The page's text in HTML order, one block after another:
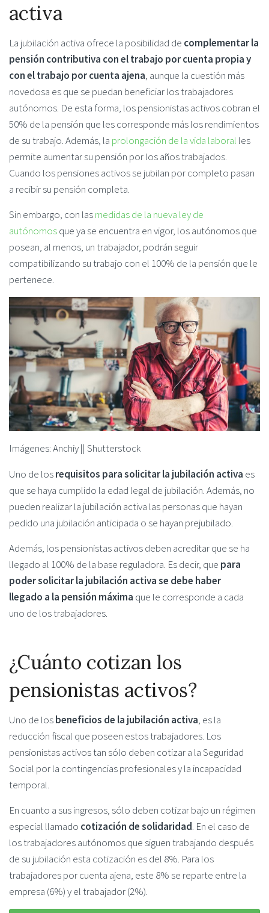
activa
La jubilación activa ofrece la posibilidad de complementar la
pensión contributiva con el trabajo por cuenta propia y
con el trabajo por cuenta ajena, aunque la cuestión más
novedosa es que se puedan beneficiar los trabajadores
autónomos. De esta forma, los pensionistas activos cobran el
50% de la pensión que les corresponde más los rendimientos
de su trabajo. Además, la prolongación de la vida laboral les
permite aumentar su pensión por los años trabajados.
Cuando los pensiones activos se jubilan por completo pasan
a recibir su pensión completa.
Sin embargo, con lasmedidas de la nueva ley de
autónomosque ya se encuentra en vigor, los autónomos que
posean, al menos, un trabajador, podrán seguir
compatibilizando su trabajo con el 100% de la pensión que le
pertenece.
Imágenes: Anchiy || Shutterstock
Uno de losrequisitos para solicitar la jubilación activa es
que se haya cumplido la edad legal de jubilación. Además, no
pueden realizar la jubilación activa las personas que hayan
pedido una jubilación anticipada o se hayan prejubilado.
Además, los pensionistas activos deben acreditar que se ha
llegado al 100% de la base reguladora. Es decir, que para
poder solicitar la jubilación activa se debe haber
llegado a la pensión máxima que le corresponde a cada
uno de los trabajadores.
¿Cuánto cotizan los
pensionistas activos?
Uno de losbeneficios de la jubilación activa, es la
reducción fiscal que poseen estos trabajadores. Los
pensionistas activos tan sólo deben cotizar a la Seguridad
Social por la contingencias profesionales y la incapacidad
temporal.
En cuanto a sus ingresos, sólo deben cotizar bajo un régimen
especial llamado cotización de solidaridad. En el caso de
los trabajadores autónomos que siguen trabajando después
de su jubilación esta cotización es del 8%. Para los
trabajadores por cuenta ajena, este 8% se reparte entre la
empresa (6%) y el trabajador (2%).